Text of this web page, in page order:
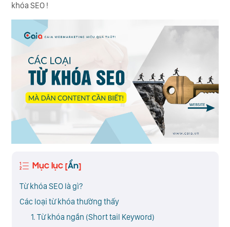
khóa SEO !
Mục lục [Ẩn]
Từ khóa SEO là gì?
Các loại từ khóa thường thấy
1. Từ khóa ngắn (Short tail Keyword)